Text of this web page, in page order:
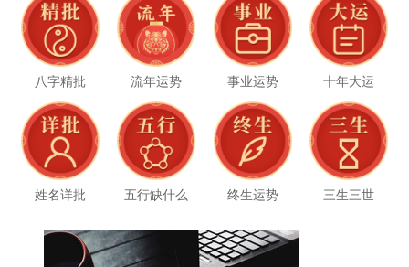
八字精批 流年运势 事业运势 十年大运
姓名详批 五行缺什么 终生运势 三生三世